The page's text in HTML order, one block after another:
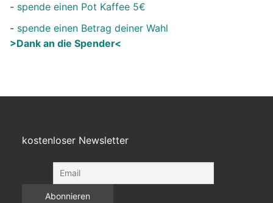
- spende einen Pot Kaffee 5€
- spende einen Betrag deiner Wahl
>Dank an die Spender<
kostenloser Newsletter